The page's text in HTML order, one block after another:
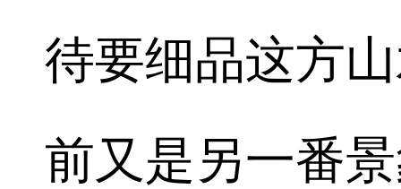
待要细品这方
前又是另一番